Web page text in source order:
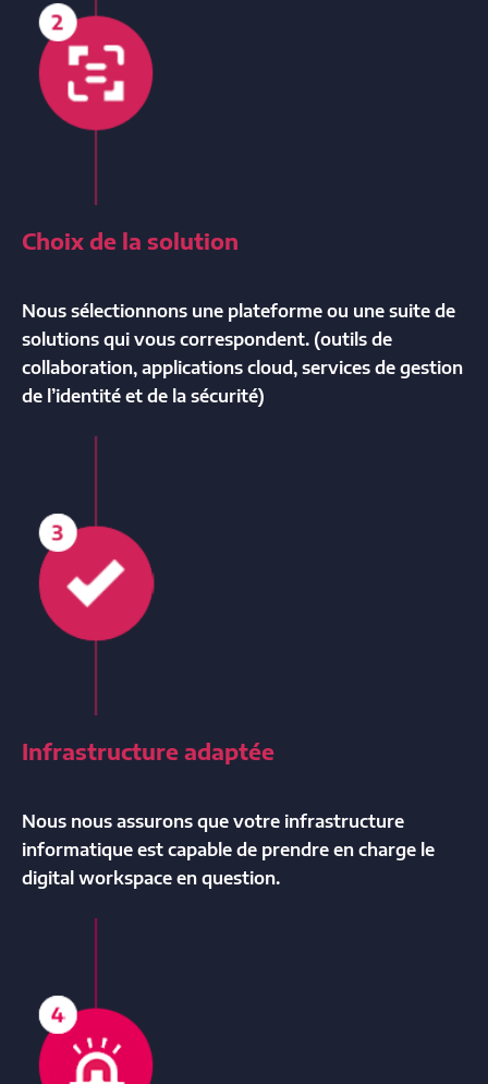
Choix de la solution
Nous sélectionnons une plateforme ou une suite de
solutions qui vous correspondent. (outils de
collaboration, applications cloud, services de gestion
de l’identité et de la sécurité)
Infrastructure adaptée
Nous nous assurons que votre infrastructure
informatique est capable de prendre en charge le
digital workspace en question.